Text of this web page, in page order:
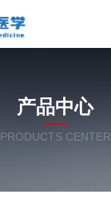
产品中心
PRODUCTS CENTER